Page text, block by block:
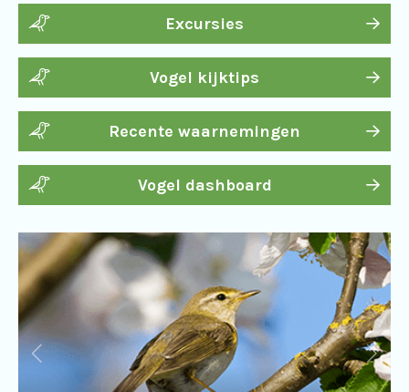
Excursies
Vogel kijktips
Recente waarnemingen
Vogel dashboard